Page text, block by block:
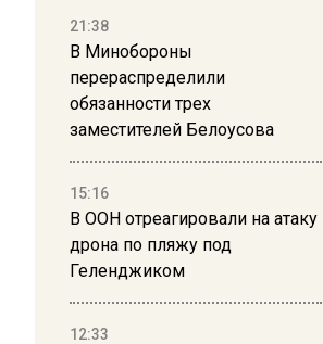
21:38
В Минобороны
перераспределили
обязанности трех
заместителей Белоусова
15:16
В ООН отреагировали на атаку
дрона по пляжу под
Геленджиком
12:33